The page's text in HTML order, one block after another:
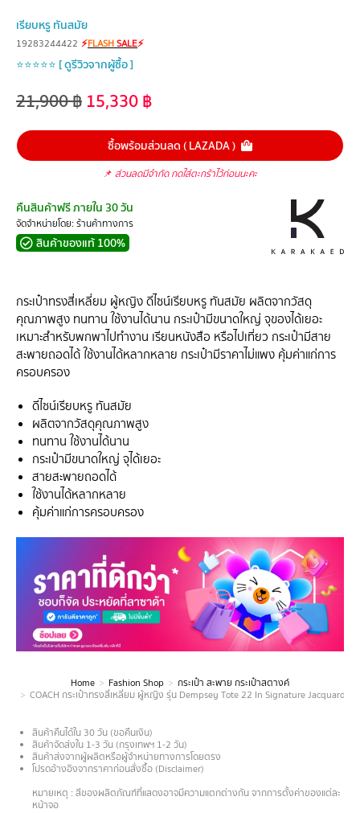
เรียบหรู ทันสมัย
19283244422 ⚡FLASHSALE⚡
⭐⭐⭐⭐⭐ [ ดูรีวิวจากผู้ซื้อ ]
21,900฿ 15,330฿
ซื้อพร้อมส่วนลด ( LAZADA )
📌 ส่วนลดมีจำกัด กดใส่ตะกร้าไว้ก่อนนะคะ
คืนสินค้าฟรี ภายใน 30 วัน
จัดจำหน่ายโดย: ร้านค้าทางการ
สินค้าของแท้ 100%
กระเป๋าทรงสี่เหลี่ยม ผู้หญิง ดีไซน์เรียบหรู ทันสมัย ผลิตจากวัสดุ
คุณภาพสูง ทนทาน ใช้งานได้นาน กระเป๋ามีขนาดใหญ่ จุของได้เยอะ
เหมาะสำหรับพกพาไปทำงาน เรียนหนังสือ หรือไปเที่ยว กระเป๋ามีสาย
สะพายถอดได้ ใช้งานได้หลากหลาย กระเป๋ามีราคาไม่แพง คุ้มค่าแก่การ
ครอบครอง
ดีไซน์เรียบหรู ทันสมัย
ผลิตจากวัสดุคุณภาพสูง
ทนทาน ใช้งานได้นาน
กระเป๋ามีขนาดใหญ่ จุได้เยอะ
สายสะพายถอดได้
ใช้งานได้หลากหลาย
คุ้มค่าแก่การครอบครอง
You are here:
Home Fashion Shop
กระเป๋า สะพาย กระเป๋าสตางค์
COACH กระเป๋าทรงสี่เหลี่ยม ผู้หญิง รุ่น Dempsey Tote 22 In Signature Jacquard
สินค้าคืนได้ใน 30 วัน (ขอคืนเงิน)
สินค้าจัดส่งใน 1-3 วัน (กรุงเทพฯ 1-2 วัน)
สินค้าส่งจากผู้ผลิตหรือผู้จำหน่ายทางการโดยตรง
โปรดอ้างอิงจากราคาก่อนสั่งซื้อ (Disclaimer)
หมายเหตุ : สีของผลิตภัณฑ์ที่แสดงอาจมีความแตกต่างกัน จากการตั้งค่าของแต่ละ
หน้าจอ